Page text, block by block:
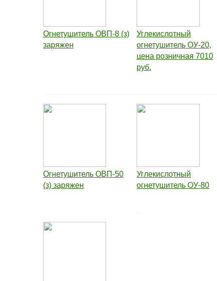
Огнетушитель ОВП-8 (з)
заряжен
Углекислотный
огнетушитель ОУ-20,
цена розничная 7010
руб.
Огнетушитель ОВП-50
(з) заряжен
Углекислотный
огнетушитель ОУ-80